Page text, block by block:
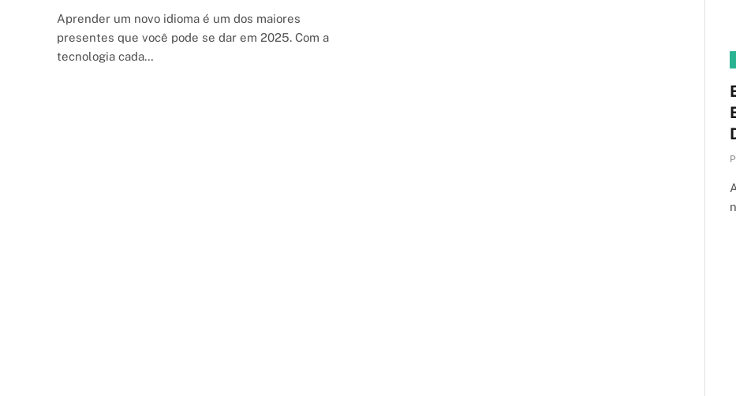
Aprender um novo idioma é um dos maiores
presentes que você pode se dar em 2025. Com a
tecnologia cada…